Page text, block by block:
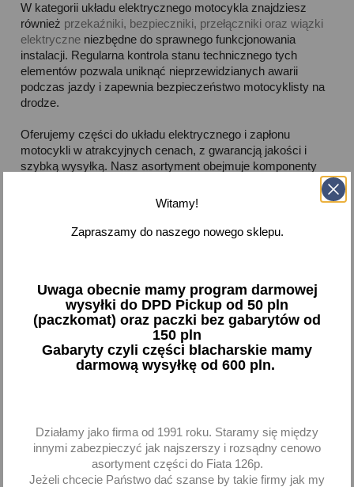
W kategorii układu elektrycznego motocykla znajdziesz
również przekaźniki, bezpieczniki, przełączniki oraz wiązki
elektryczne niezbędne do sprawnego funkcjonowania
instalacji. Regularna kontrola stanu technicznego tych
elementów pozwala uniknąć nieprzewidzianych awarii
podczas jazdy i zapewnia bezpieczeństwo motocyklisty na
drodze.
Oferujemy części do układu elektrycznego i zapłonu
motocykli w atrakcyjnych cenach, z gwarancją jakości i
szybką wysyłką. Nasz asortyment obejmuje komponenty
sportowych, turystycznych, jak i enduro czy skuterów.
Skorzystaj z naszej oferty i zadbaj o sprawność elektryki
swojego motocykla!
Pokazano 1-1 z 1 pozycji
favorite_border
Witamy!
Zapraszamy do naszego nowego sklepu.
Uwaga obecnie mamy program darmowej
wysyłki do DPD Pickup od 50 pln
(paczkomat) oraz paczki bez gabarytów od
150 pln
Gabaryty czyli części blacharskie mamy
darmową wysyłkę od 600 pln.
Działamy jako firma od 1991 roku. Staramy się między
innymi zabezpieczyć jak najszerszy i rozsądny cenowo
asortyment części do Fiata 126p.
Jeżeli chcecie Państwo dać szanse by takie firmy jak my